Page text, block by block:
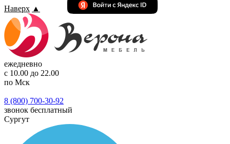
Наверх ▲
ежедневно
с 10.00 до 22.00
по Мск
8 (800) 700-30-92
звонок бесплатный
Сургут